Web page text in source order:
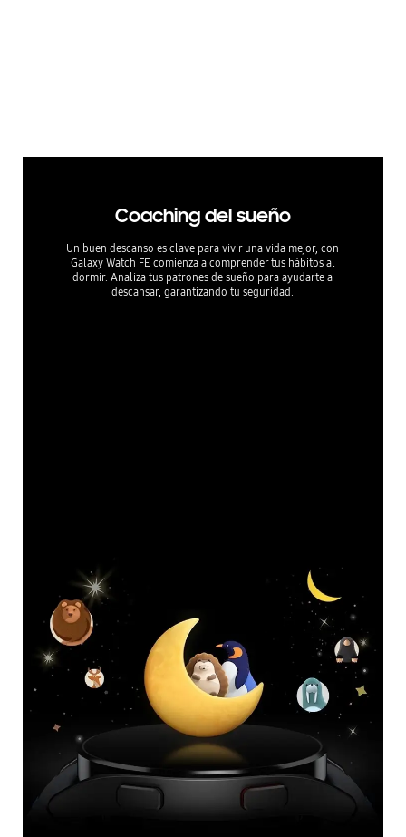
Coaching del sueño
Un buen descanso es clave para vivir una vida mejor, con
Galaxy Watch FE comienza a comprender tus hábitos al
dormir. Analiza tus patrones de sueño para ayudarte a
descansar, garantizando tu seguridad.